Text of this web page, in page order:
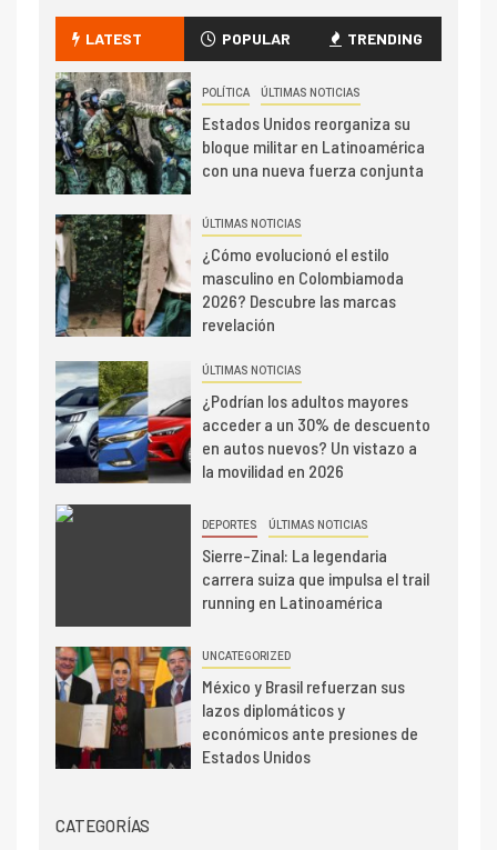
LATEST POPULAR TRENDING
POLÍTICA ÚLTIMAS NOTICIAS
Estados Unidos reorganiza su
bloque militar en Latinoamérica
con una nueva fuerza conjunta
ÚLTIMAS NOTICIAS
¿Cómo evolucionó el estilo
masculino en Colombiamoda
2026? Descubre las marcas
revelación
ÚLTIMAS NOTICIAS
¿Podrían los adultos mayores
acceder a un 30% de descuento
en autos nuevos? Un vistazo a
la movilidad en 2026
DEPORTES ÚLTIMAS NOTICIAS
Sierre-Zinal: La legendaria
carrera suiza que impulsa el trail
running en Latinoamérica
UNCATEGORIZED
México y Brasil refuerzan sus
lazos diplomáticos y
económicos ante presiones de
Estados Unidos
CATEGORÍAS